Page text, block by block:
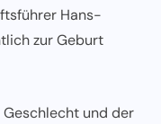
Hans-
zur Geburt
Geschlecht und der